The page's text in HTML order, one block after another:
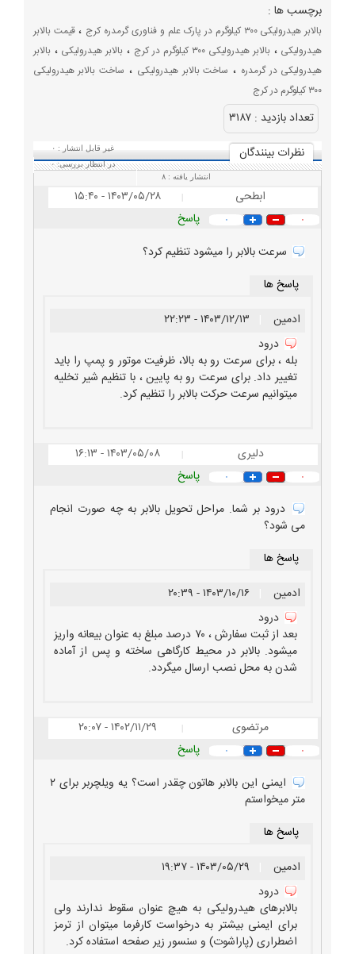
برچسب ها :
بالابر هیدرولیکی ۳۰۰ کیلوگرم در پارک علم و فناوری گرمدره کرج ،قیمت بالابر
هیدرولیکی ،بالابر هیدرولیکی ۳۰۰ کیلوگرم در کرج ، بالابر هیدرولیکی ،بالابر
هیدرولیکی در گرمدره ، ساخت بالابر هیدرولیکی ، ساخت بالابر هیدرولیکی
۳۰۰ کیلوگرم در کرج
تعداد بازديد : ۳۱۸۷
نظرات بينندگان
غیر قابل انتشار : ۰
در انتظار بررسی:۰
انتشار یافته :۸
ابطحی | ۱۴۰۳/۰۵/۲۸ - ۱۵:۴۰
۰ ۰
پاسخ
سرعت بالابر را میشود تنظیم کرد؟
پاسخ ها
ادمین
۱۴۰۳/۱۲/۱۳ - ۲۲:۲۳
درود
بله ، برای سرعت رو به بالا، ظرفیت موتور و پمپ را باید
تغییر داد. برای سرعت رو به پایین ، با تنظیم شیر تخلیه
میتوانیم سرعت حرکت بالابر را تنظیم کرد.
دلیری | ۱۴۰۳/۰۵/۰۸ - ۱۶:۱۳
۰ ۰
پاسخ
درود بر شما. مراحل تحویل بالابر به چه صورت انجام
می شود؟
پاسخ ها
ادمین
۱۴۰۳/۱۰/۱۶ - ۲۰:۳۹
درود
بعد از ثبت سفارش ، ۷۰ درصد مبلغ به عنوان بیعانه واریز
میشود. بالابر در محیط کارگاهی ساخته و پس از آماده
شدن به محل نصب ارسال میگردد.
مرتضوی | ۱۴۰۲/۱۱/۲۹ - ۲۰:۰۷
۰ ۰
پاسخ
ایمنی این بالابر هاتون چقدر است؟ یه ویلچربر برای ۲
متر میخواستم
پاسخ ها
ادمین
۱۴۰۳/۰۵/۲۹ - ۱۹:۳۷
درود
بالابرهای هیدرولیکی به هیچ عنوان سقوط ندارند ولی
برای ایمنی بیشتر به درخواست کارفرما میتوان از ترمز
اضطراری (پاراشوت) و سنسور زیر صفحه استفاده کرد.